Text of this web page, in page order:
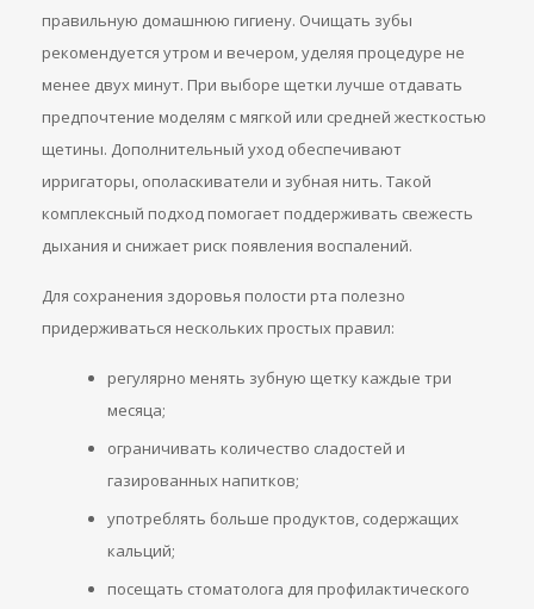
правильную домашнюю гигиену. Очищать зубы
рекомендуется утром и вечером, уделяя процедуре не
менее двух минут. При выборе щетки лучше отдавать
предпочтение моделям с мягкой или средней жесткостью
щетины. Дополнительный уход обеспечивают
ирригаторы, ополаскиватели и зубная нить. Такой
комплексный подход помогает поддерживать свежесть
дыхания и снижает риск появления воспалений.
Для сохранения здоровья полости рта полезно
придерживаться нескольких простых правил:
регулярно менять зубную щетку каждые три
месяца;
ограничивать количество сладостей и
газированных напитков;
употреблять больше продуктов, содержащих
кальций;
посещать стоматолога для профилактического